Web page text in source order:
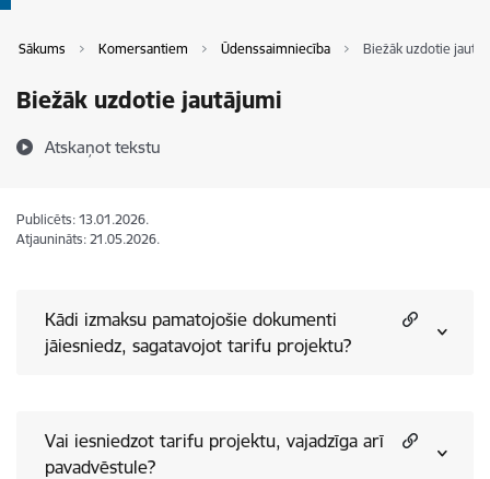
Sākums Komersantiem Ūdenssaimniecība Biežāk uzdotie
Biežāk uzdotie jautājumi
Atskaņot tekstu
Publicēts: 13.01.2026.
Atjaunināts: 21.05.2026.
Kādi izmaksu pamatojošie dokumenti
jāiesniedz, sagatavojot tarifu projektu?
Vai iesniedzot tarifu projektu, vajadzīga arī
pavadvēstule?